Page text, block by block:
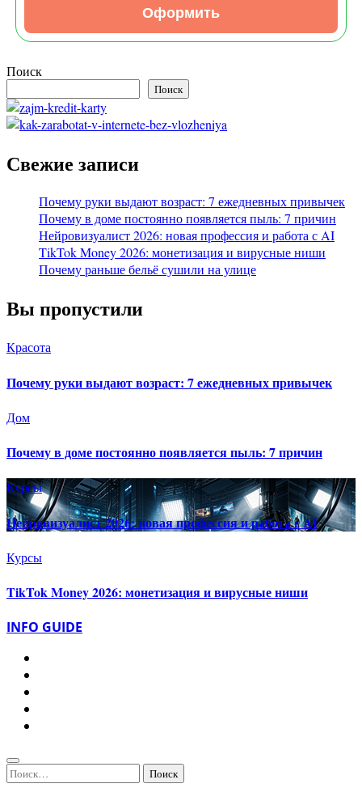
Оформить
Поиск
Поиск
Свежие записи
Почему руки выдают возраст: 7 ежедневных привычек
Почему в доме постоянно появляется пыль: 7 причин
Нейровизуалист 2026: новая профессия и работа с AI
TikTok Money 2026: монетизация и вирусные ниши
Почему раньше бельё сушили на улице
Вы пропустили
Красота
Почему руки выдают возраст: 7 ежедневных привычек
Дом
Почему в доме постоянно появляется пыль: 7 причин
Курсы
Нейровизуалист 2026: новая профессия и работа с AI
Курсы
TikTok Money 2026: монетизация и вирусные ниши
INFO GUIDE
Найти: